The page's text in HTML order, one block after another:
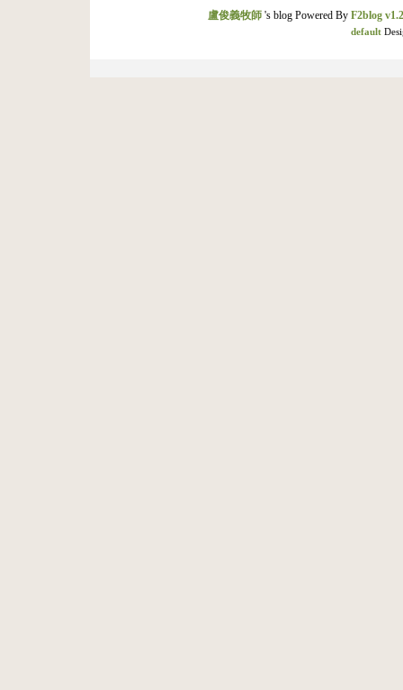
盧俊義牧師's blog Powered By F2blog
default